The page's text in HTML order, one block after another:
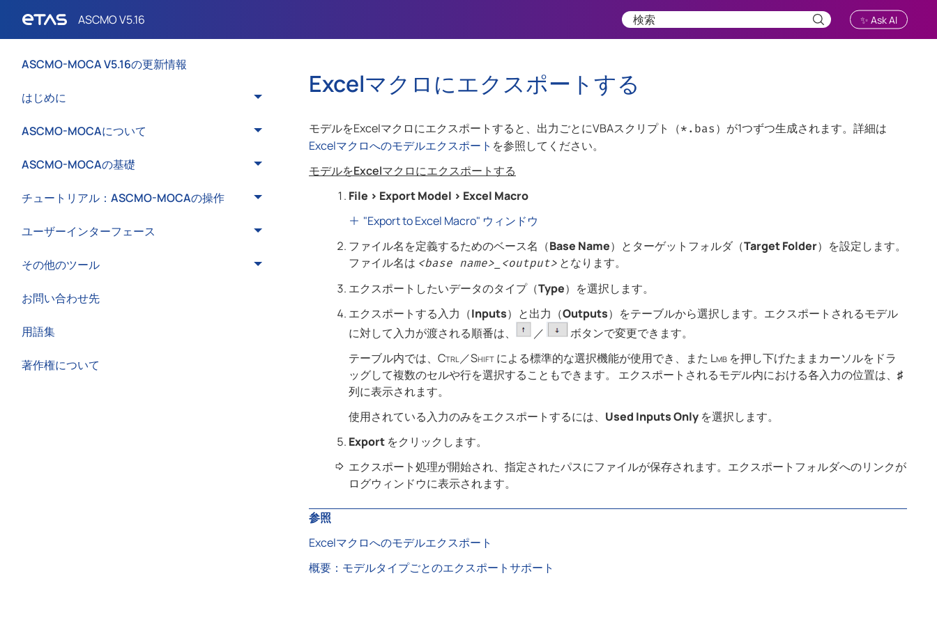
✨ Ask AI
ASCMO-MOCA V5.16の更新情報
はじめに
ASCMO-MOCAについて
ASCMO-MOCAの基礎
チュートリアル：ASCMO-MOCAの操作
ユーザーインターフェース
その他のツール
お問い合わせ先
用語集
著作権について
Excelマクロにエクスポートする
モデルをExcelマクロにエクスポートすると、出力ごとにVBAスクリプト（*.bas）が1つずつ生成されます。 詳細は
Excelマクロへのモデルエクスポート を参照してください。
モデルをExcelマクロにエクスポートする
File > Export Model > Excel Macro
"Export to Excel Macro" ウィンドウ
ファイル名を定義するためのベース名（Base Name）とターゲットフォルダ（Target Folder）を設定します。
ファイル名は <base name>_<output>となります。
エクスポートしたいデータのタイプ（Type）を選択します。
エクスポートする入力（Inputs）と出力（Outputs）をテーブルから選択します。 エクスポートされるモデル
に対して入力が渡される順番は、
／
ボタンで変更できます。
テーブル内では、 Ctrl／Shiftによる標準的な選択機能が使用でき、また Lmbを押し下げたままカーソルをドラ
ッグして複数のセルや行を選択することもできます。 エクスポートされるモデル内における各入力の位置は、 ♯
列に表示されます。
使用されている入力のみをエクスポートするには、 Used Inputs Onlyを選択します。
Exportをクリックします。
エクスポート処理が開始され、指定されたパスにファイルが保存されます。エクスポートフォルダへのリンクが
ログウィンドウに表示されます。
参照
Excelマクロへのモデルエクスポート
概要：モデルタイプごとのエクスポートサポート